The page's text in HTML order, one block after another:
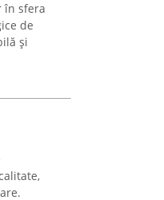
în sfera
de
și